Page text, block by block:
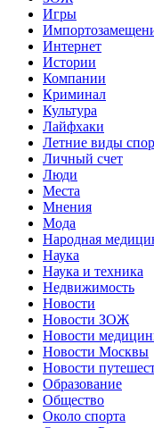
Игры
Интернет
Истории
Компании
Криминал
Культура
Лайфхаки
Летние виды
Личный счет
Люди
Места
Мнения
Мода
Народная
Наука
Наука и техника
Недвижимость
Новости
Новости ЗОЖ
Новости
Новости Москвы
Новости
Образование
Общество
Около спорта